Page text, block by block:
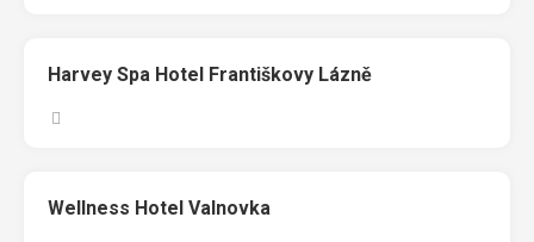
Harvey Spa Hotel Františkovy Lázně
Wellness Hotel Valnovka